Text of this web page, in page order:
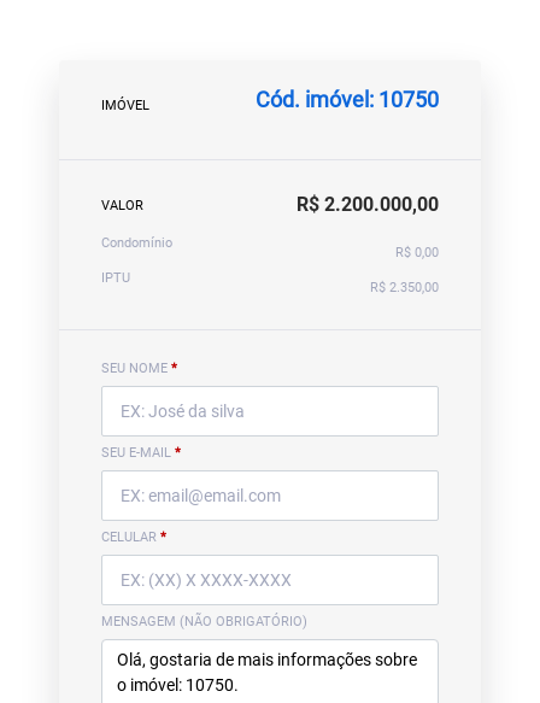
IMÓVEL Cód. imóvel: 10750
VALOR R$ 2.200.000,00
Condomínio
R$ 0,00
IPTU
R$ 2.350,00
SEU NOME *
SEU E-MAIL *
CELULAR *
MENSAGEM (NÃO OBRIGATÓRIO)